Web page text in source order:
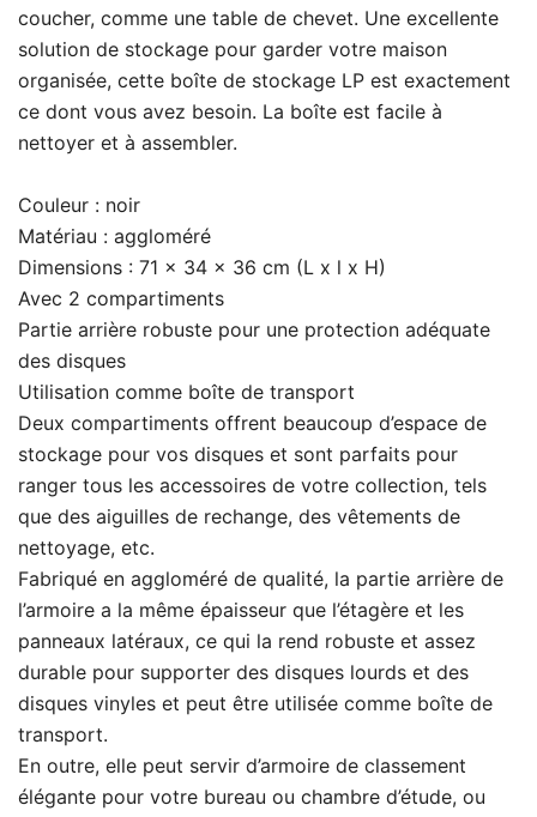
coucher, comme une table de chevet. Une excellente
solution de stockage pour garder votre maison
organisée, cette boîte de stockage LP est exactement
ce dont vous avez besoin. La boîte est facile à
nettoyer et à assembler.
Couleur : noir
Matériau : aggloméré
Dimensions : 71 x 34 x 36 cm (L x l x H)
Avec 2 compartiments
Partie arrière robuste pour une protection adéquate
des disques
Utilisation comme boîte de transport
Deux compartiments offrent beaucoup d’espace de
stockage pour vos disques et sont parfaits pour
ranger tous les accessoires de votre collection, tels
que des aiguilles de rechange, des vêtements de
nettoyage, etc.
Fabriqué en aggloméré de qualité, la partie arrière de
l’armoire a la même épaisseur que l’étagère et les
panneaux latéraux, ce qui la rend robuste et assez
durable pour supporter des disques lourds et des
disques vinyles et peut être utilisée comme boîte de
transport.
En outre, elle peut servir d’armoire de classement
élégante pour votre bureau ou chambre d’étude, ou